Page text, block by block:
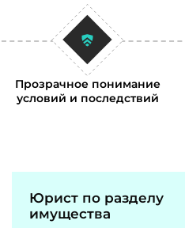
Прозрачное понимание
условий и последствий
Юрист по разделу
имущества